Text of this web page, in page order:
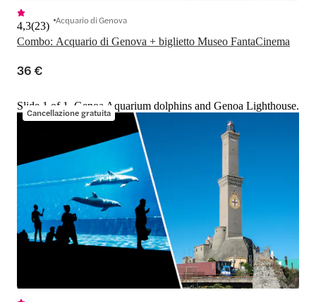
Combo: Acquario di Genova + biglietto Museo FantaCinema
4,3(23) Acquario di Genova
36 €
Cancellazione gratuita
Slide 1 of 1, Genoa Aquarium dolphins and Genoa Lighthouse.